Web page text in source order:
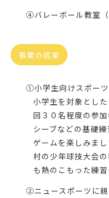
④バレーボール教室（
事業の成果
①小学生向けスポー
小学生を対象とし
回３０名程度の参
シーブなどの基礎
ゲームを楽しみまし
村の少年球技大会
も熱のこもった練
②ニュースポーツに親